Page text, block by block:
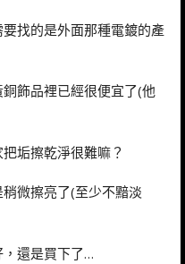
找的是外面那種電鍍的產
飾品裡已經很便宜了(他
垢擦乾淨很難嘛？
微擦亮了(至少不黯淡
還是買下了…